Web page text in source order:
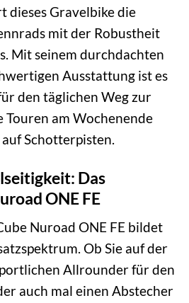
dieses Gravelbike die
mit der Robustheit
Mit seinem durchdachten
Ausstattung ist es
den täglichen Weg zur
Touren am Wochenende
Schotterpisten.
Das
ONE FE
Nuroad ONE FE bildet
Ob Sie auf der
Allrounder für den
auch mal einen Abstecher